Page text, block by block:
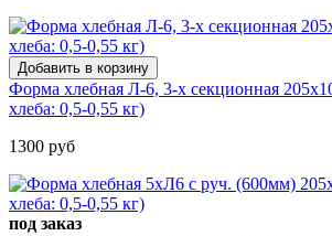
Форма хлебная Л-6, 3-х секционная
хлеба: 0,5-0,55 кг)
1300 руб
под заказ